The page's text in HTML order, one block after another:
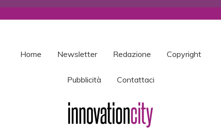
Home Newsletter Redazione Copyright
Pubblicità Contattaci